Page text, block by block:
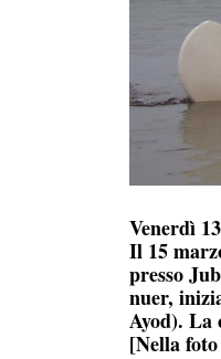
Venerdì
Il 15
presso
nuer,
Ayod). La
[Nella foto